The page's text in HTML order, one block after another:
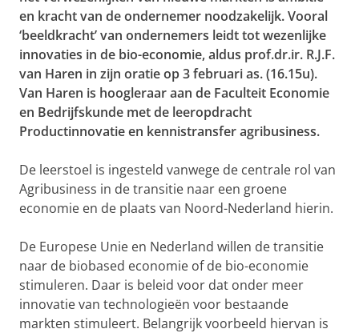
en kracht van de ondernemer noodzakelijk. Vooral
‘beeldkracht’ van ondernemers leidt tot wezenlijke
innovaties in de bio-economie, aldus prof.dr.ir. R.J.F.
van Haren in zijn oratie op 3 februari as. (16.15u).
Van Haren is hoogleraar aan de Faculteit Economie
en Bedrijfskunde met de leeropdracht
Productinnovatie en kennistransfer agribusiness.
De leerstoel is ingesteld vanwege de centrale rol van
Agribusiness in de transitie naar een groene
economie en de plaats van Noord-Nederland hierin.
De Europese Unie en Nederland willen de transitie
naar de biobased economie of de bio-economie
stimuleren. Daar is beleid voor dat onder meer
innovatie van technologieën voor bestaande
markten stimuleert. Belangrijk voorbeeld hiervan is